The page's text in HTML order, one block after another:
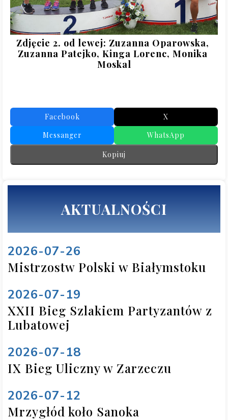
AKTUALNOŚCI
2026-07-26
Mistrzostw Polski w Białymstoku
2026-07-19
XXII Bieg Szlakiem Partyzantów z
Lubatowej
2026-07-18
IX Bieg Uliczny w Zarzeczu
2026-07-12
Mrzygłód koło Sanoka
Zdjęcie 2. od lewej: Zuzanna Oparowska,
Zuzanna Patejko, Kinga Lorenc, Monika
Moskal
Facebook
X
Messanger
WhatsApp
Kopiuj